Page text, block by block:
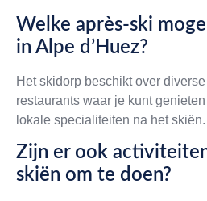
Welke après-ski
in Alpe d’Huez?
Het skidorp beschikt over
restaurants waar je kunt
lokale specialiteiten na het skiën.
Zijn er ook
skiën om te doen?